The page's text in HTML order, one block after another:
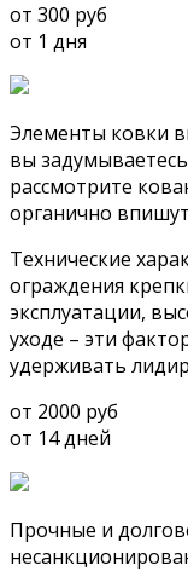
от 300 руб
от 1 дня
Элементы ковки
вы
рассмотрите
органично
Технические
ограждения
эксплуатации,
уходе – эти
удерживать
от 2000 руб
от 14 дней
Прочные и